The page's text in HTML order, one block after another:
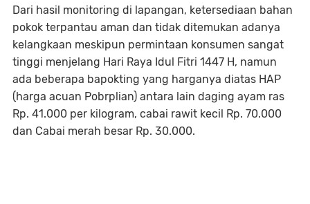
Dari hasil monitoring di lapangan, ketersediaan bahan
pokok terpantau aman dan tidak ditemukan adanya
kelangkaan meskipun permintaan konsumen sangat
tinggi menjelang Hari Raya Idul Fitri 1447 H, namun
ada beberapa bapokting yang harganya diatas HAP
(harga acuan Pobrplian) antara lain daging ayam ras
Rp. 41.000 per kilogram, cabai rawit kecil Rp. 70.000
dan Cabai merah besar Rp. 30.000.